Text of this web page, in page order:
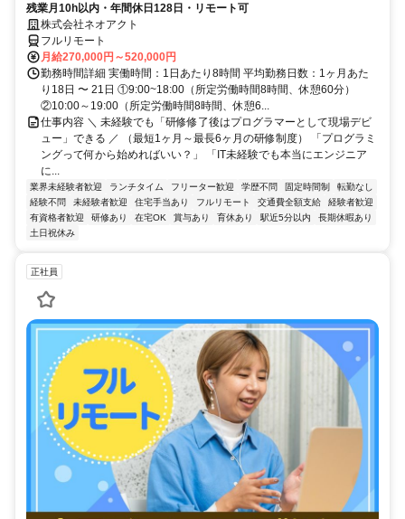
残業月10h以内・年間休日128日・リモート可
株式会社ネオアクト
フルリモート
月給270,000円～520,000円
勤務時間詳細 実働時間：1日あたり8時間 平均勤務日数：1ヶ月あた
り18日 〜 21日 ①9:00~18:00（所定労働時間8時間、休憩60分）
②10:00～19:00（所定労働時間8時間、休憩6...
仕事内容 ＼ 未経験でも「研修修了後はプログラマーとして現場デビ
ュー」できる ／ （最短1ヶ月～最長6ヶ月の研修制度） 「プログラミ
ングって何から始めればいい？」 「IT未経験でも本当にエンジニア
に...
業界未経験者歓迎 ランチタイム フリーター歓迎 学歴不問 固定時間制
転勤なし
経験不問
未経験者歓迎 住宅手当あり フルリモート 交通費全額支給
経験者歓迎
有資格者歓迎
研修あり 在宅OK 賞与あり 育休あり 駅近5分以内
長期休暇あり
土日祝休み
正社員